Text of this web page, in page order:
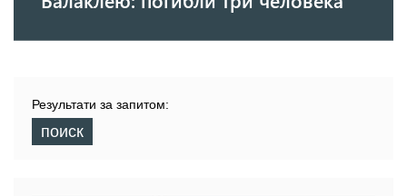
Результати за запитом:
поиск